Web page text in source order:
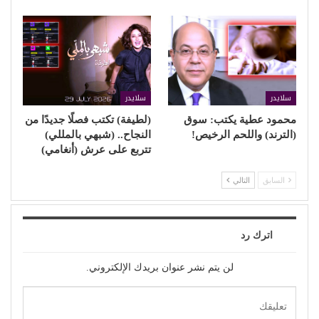
سلايدر
محمود عطية يكتب: سوق
(الترند) واللحم الرخيص!
سلايدر
(لطيفة) تكتب فصلًا جديدًا من
النجاح.. (شبهي بالمللي)
تتربع على عرش (أنغامي)
السابق التالي
اترك رد
لن يتم نشر عنوان بريدك الإلكتروني.